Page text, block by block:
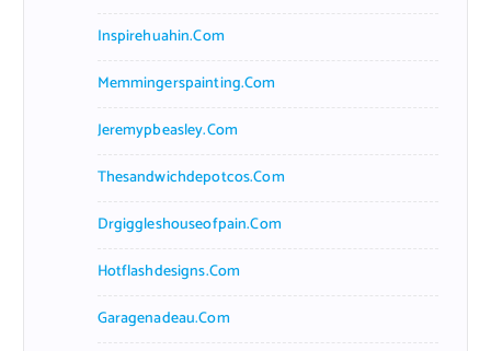
Inspirehuahin.com
Memmingerspainting.com
Jeremypbeasley.com
Thesandwichdepotcos.com
Drgiggleshouseofpain.com
Hotflashdesigns.com
Garagenadeau.com